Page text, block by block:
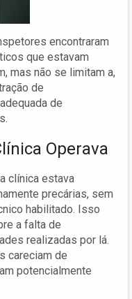
encontraram
que estavam
mas não se limitam a,
de
de
Operava
clínica estava
precárias, sem
habilitado. Isso
a falta de
realizadas por lá.
careciam de
potencialmente